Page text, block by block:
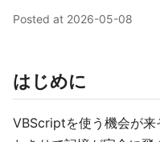
Posted at 2026-05-08
はじめに
VBScriptを使う機会が来